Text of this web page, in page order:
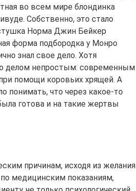
во всем мире блондинка
Собственно, это стало
Норма Джин Бейкер
форма подбородка у Монро
знал свое дело. Хотя
делом непростым: современным
помощи коровьих хрящей. А
понимать, что через какое-то
готова и на такие жертвы
причинам, исходя из желания
медицинским показаниям,